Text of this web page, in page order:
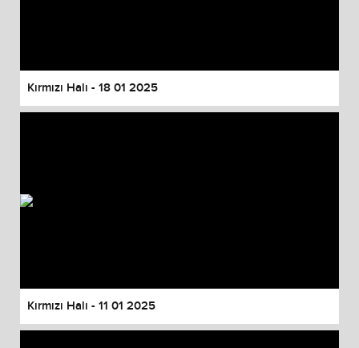
Kırmızı Halı - 18 01 2025
Kırmızı Halı - 11 01 2025